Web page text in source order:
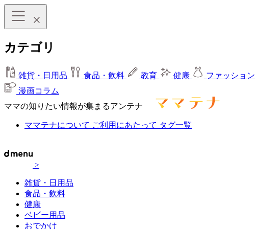
カテゴリ
雑貨・日用品 食品・飲料 教育 健康 ファッション
漫画コラム
ママの知りたい情報が集まるアンテナ
ママテナについて ご利用にあたって タグ一覧
>
雑貨・日用品
食品・飲料
健康
ベビー用品
おでかけ